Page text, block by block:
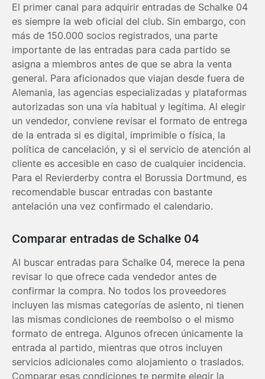
El primer canal para adquirir entradas de Schalke 04
es siempre la web oficial del club. Sin embargo, con
más de 150.000 socios registrados, una parte
importante de las entradas para cada partido se
asigna a miembros antes de que se abra la venta
general. Para aficionados que viajan desde fuera de
Alemania, las agencias especializadas y plataformas
autorizadas son una vía habitual y legítima. Al elegir
un vendedor, conviene revisar el formato de entrega
de la entrada si es digital, imprimible o física, la
política de cancelación, y si el servicio de atención al
cliente es accesible en caso de cualquier incidencia.
Para el Revierderby contra el Borussia Dortmund, es
recomendable buscar entradas con bastante
antelación una vez confirmado el calendario.
Comparar entradas de Schalke 04
Al buscar entradas para Schalke 04, merece la pena
revisar lo que ofrece cada vendedor antes de
confirmar la compra. No todos los proveedores
incluyen las mismas categorías de asiento, ni tienen
las mismas condiciones de reembolso o el mismo
formato de entrega. Algunos ofrecen únicamente la
entrada al partido, mientras que otros incluyen
servicios adicionales como alojamiento o traslados.
Comparar esas condiciones te permite elegir la